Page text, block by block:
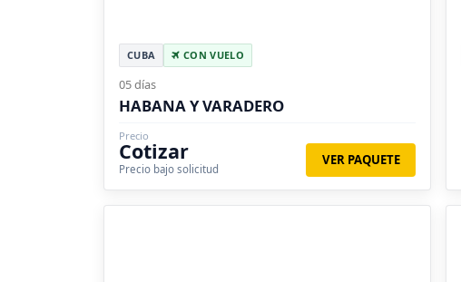
CUBA CON VUELO
05 días
HABANA Y VARADERO
Precio
Cotizar
Precio bajo solicitud
VER PAQUETE